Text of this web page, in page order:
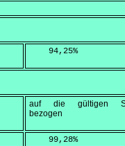
    94,25
%
auf die gültigen
bezogen
    99,28
%